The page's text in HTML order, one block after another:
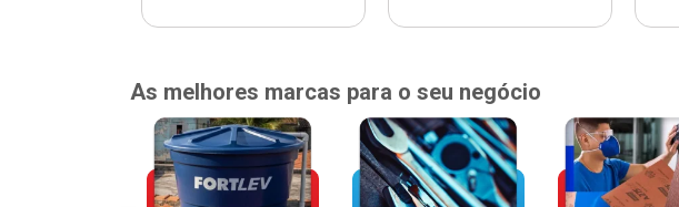
As melhores marcas para o seu negócio